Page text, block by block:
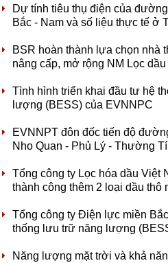
Dự tính tiêu thụ điện của
Bắc - Nam và số liệu thực tế ở
BSR hoàn thành lựa chọn nhà
nâng cấp, mở rộng NM Lọc
Tình hình triển khai đầu tư hệ
lượng (BESS) của EVNNPC
EVNNPT đôn đốc tiến độ
Nho Quan - Phủ Lý - Thường
Tổng công ty Lọc hóa dầu Việt
thành công thêm 2 loại dầu thô
Tổng công ty Điện lực miền
thống lưu trữ năng lượng
Năng lượng mặt trời và khả